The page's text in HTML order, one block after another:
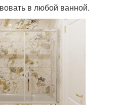
в любой ванной.